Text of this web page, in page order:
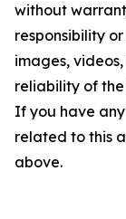
without
responsibility
images,
reliability of
If you have
related to this
above.